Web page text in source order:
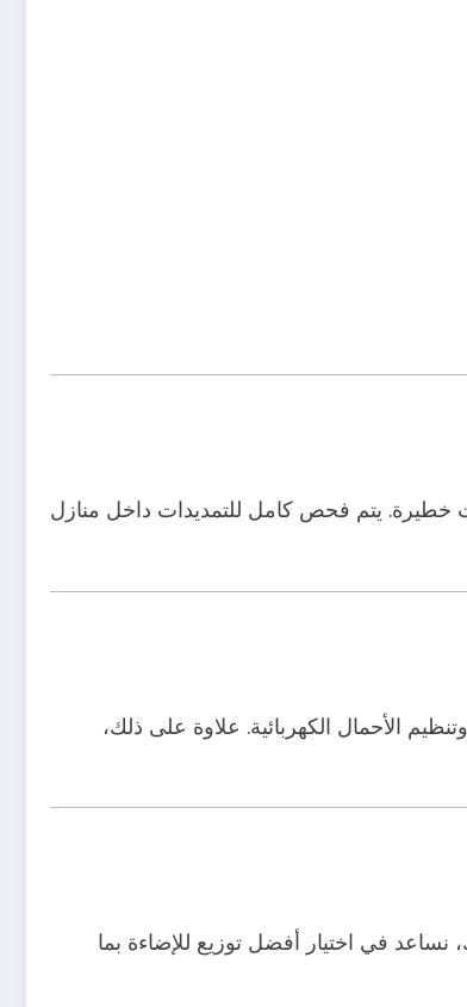
خطيرة. يتم فحص كامل للتمديدات داخل منازل
الأحمال الكهربائية. علاوة على ذلك،
نساعد في اختيار أفضل توزيع للإضاءة بما